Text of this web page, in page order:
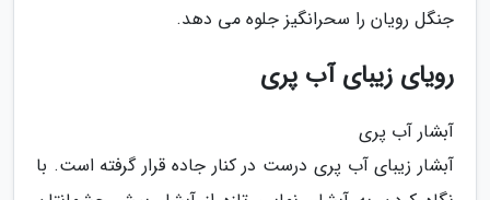
جنگل رویان را سحرانگیز جلوه می دهد.
رویای زیبای آب پری
آبشار آب پری
آبشار زیبای آب پری درست در کنار جاده قرار گرفته است. با